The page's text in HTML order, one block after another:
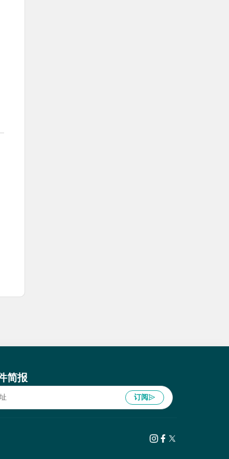
简报
订阅